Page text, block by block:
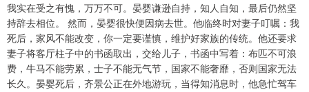
我实在受之有愧，万万不可。晏婴谦逊自持，知人自知，最后仍然坚
持辞去相位。 然而，晏婴很快便因病去世。他临终时对妻子叮嘱：我
死后，家风不能改变，你一定要谨慎，维护好家族的传统。他还要求
妻子将客厅柱子中的书函取出，交给儿子，书函中写着：布匹不可浪
费，牛马不能劳累，士子不能无气节，国家不能奢靡，否则国家无法
长久。晏婴死后，齐景公正在外地游玩，当得知消息时，他急忙驾车